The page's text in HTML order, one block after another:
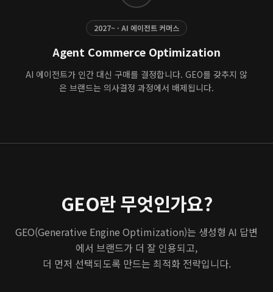
2027~ · AI 에이전트 커머스
Agent Commerce Optimization
AI 에이전트가 인간 대신 구매를 결정합니다. GEO를 갖추지 않
은 브랜드는 의사결정 과정에서 배제됩니다.
GEO란 무엇인가요?
GEO(Generative Engine Optimization)는 생성형 AI 답변
에서 브랜드가 더 잘 인용되고,
더 먼저 선택되도록 만드는 최적화 전략입니다.